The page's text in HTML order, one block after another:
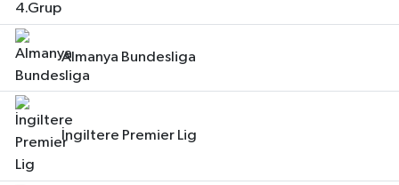
Almanya Bundesliga
İngiltere Premier Lig